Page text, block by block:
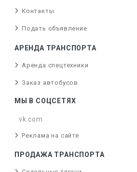
Контакты
Подать объявление
АРЕНДА ТРАНСПОРТА
Аренда спецтехники
Заказ автобусов
МЫ В СОЦСЕТЯХ
vk.com
Реклама на сайте
ПРОДАЖА ТРАНСПОРТА